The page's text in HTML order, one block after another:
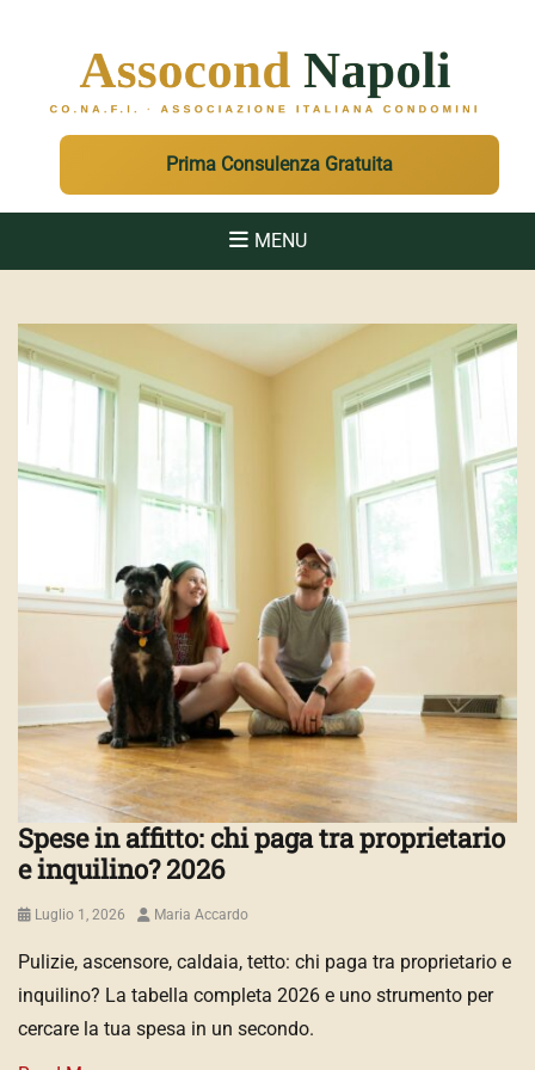
Prima Consulenza Gratuita
MENU
Spese in affitto: chi paga tra proprietario
e inquilino? 2026
PostedLuglio 1, 2026 AuthorMaria Accardo
Pulizie, ascensore, caldaia, tetto: chi paga tra proprietario e
inquilino? La tabella completa 2026 e uno strumento per
cercare la tua spesa in un secondo.